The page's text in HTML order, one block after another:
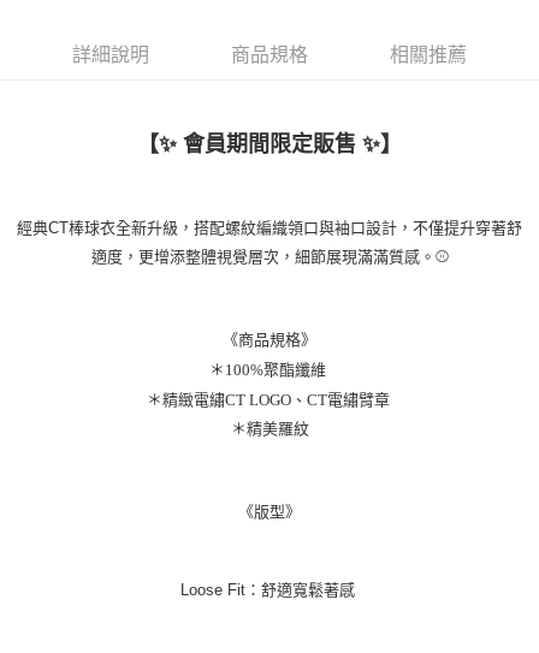
每筆NT$110
詳細說明 商品規格 相關推薦
【✨ 會員期間限定販售 ✨】
經典CT棒球衣全新升級，搭配螺紋編織領口與袖口設計，不僅提升穿著舒
適度，更增添整體視覺層次，細節展現滿滿質感。⚾️
《商品規格》
＊100%聚酯纖維
＊精緻電繡CT LOGO、CT電繡臂章
＊精美羅紋
《版型》
Loose Fit：舒適寬鬆著感